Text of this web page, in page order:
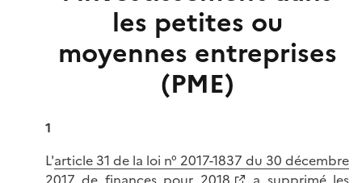
les petites ou
moyennes entreprises
(PME)
1
L'article 31 de la loi n° 2017-1837 du 30 décembre